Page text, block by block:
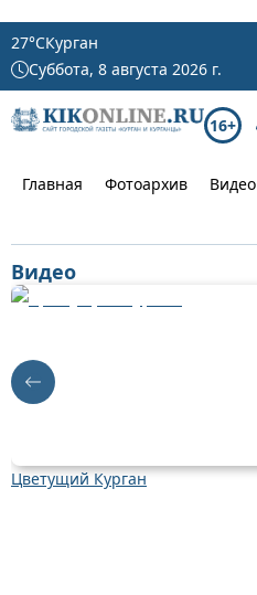
27°CКурган
Суббота, 8 августа 2026 г.
16+
Главная Фотоархив Видео
Видео
Цветущий Курган